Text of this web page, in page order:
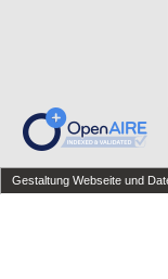
Gestaltung Webseite und